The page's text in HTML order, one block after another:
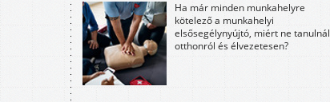
Ha már minden munkahelyre
kötelező a munkahelyi
elsősegélynyújtó, miért ne tanulnál
otthonról és élvezetesen?